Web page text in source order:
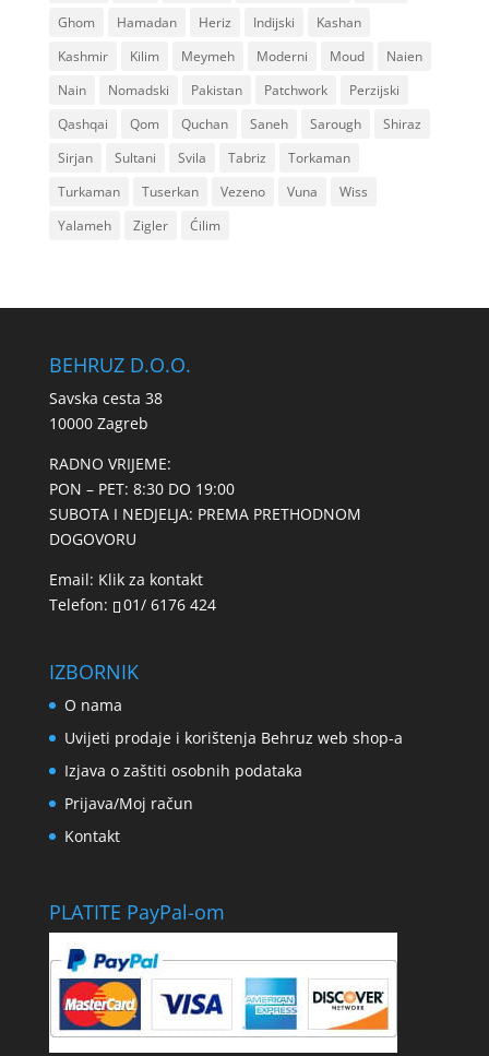
Ghom
Hamadan Heriz Indijski
Kashan
Kashmir
Kilim Meymeh Moderni Moud
Naien
Nain
Nomadski Pakistan Patchwork
Perzijski
Qashqai
Qom Quchan Saneh Sarough
Shiraz
Sirjan
Sultani Svila Tabriz
Torkaman
Turkaman
Tuserkan Vezeno Vuna
Wiss
Yalameh
Zigler Ćilim
BEHRUZ D.O.O.
Savska cesta 38
10000 Zagreb
RADNO VRIJEME:
PON – PET: 8:30 DO 19:00
SUBOTA I NEDJELJA: PREMA PRETHODNOM
DOGOVORU
Email: Klik za kontakt
Telefon:
01/ 6176 424
IZBORNIK
O nama
Uvijeti prodaje i korištenja Behruz web shop-a
Izjava o zaštiti osobnih podataka
Prijava/Moj račun
Kontakt
PLATITE PayPal-om